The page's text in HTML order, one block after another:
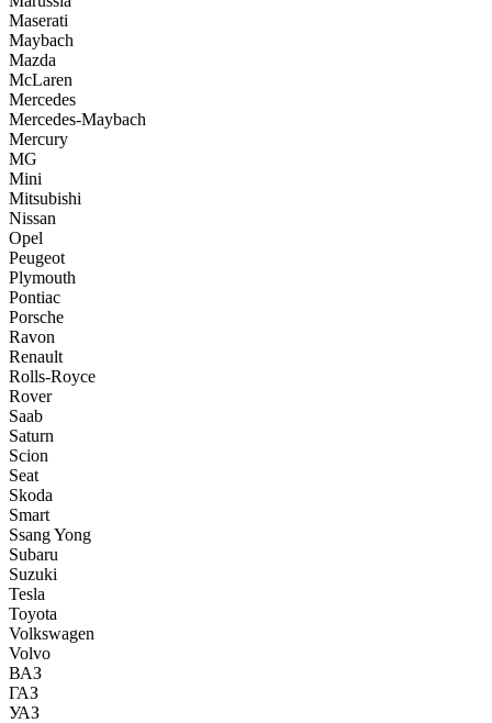
Maserati
Maybach
Mazda
McLaren
Mercedes
Mercedes-Maybach
Mercury
MG
Mini
Mitsubishi
Nissan
Opel
Peugeot
Plymouth
Pontiac
Porsche
Ravon
Renault
Rolls-Royce
Rover
Saab
Saturn
Scion
Seat
Skoda
Smart
Ssang Yong
Subaru
Suzuki
Tesla
Toyota
Volkswagen
Volvo
ВАЗ
ГАЗ
УАЗ